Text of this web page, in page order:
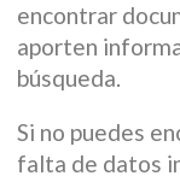
encontrar
aporten
búsqueda.
Si no puedes
falta de datos